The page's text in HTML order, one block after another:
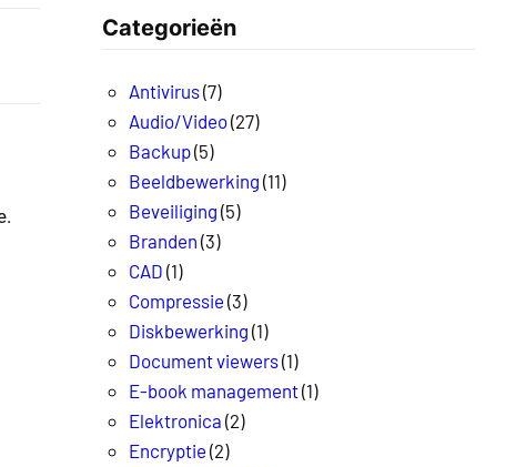
Categorieën
Antivirus(7)
Audio/Video(27)
Backup(5)
Beeldbewerking (11)
Beveiliging (5)
Branden (3)
CAD (1)
Compressie (3)
Diskbewerking (1)
Document viewers(1)
E-book management(1)
Elektronica (2)
Encryptie (2)